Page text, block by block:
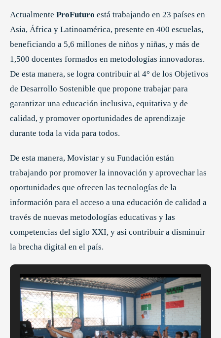
Actualmente ProFuturo está trabajando en 23 países en
Asia, África y Latinoamérica, presente en 400 escuelas,
beneficiando a 5,6 millones de niños y niñas, y más de
1,500 docentes formados en metodologías innovadoras.
De esta manera, se logra contribuir al 4° de los Objetivos
de Desarrollo Sostenible que propone trabajar para
garantizar una educación inclusiva, equitativa y de
calidad, y promover oportunidades de aprendizaje
durante toda la vida para todos.
De esta manera, Movistar y su Fundación están
trabajando por promover la innovación y aprovechar las
oportunidades que ofrecen las tecnologías de la
información para el acceso a una educación de calidad a
través de nuevas metodologías educativas y las
competencias del siglo XXI, y así contribuir a disminuir
la brecha digital en el país.